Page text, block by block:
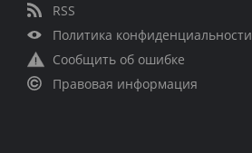
RSS
Политика конфиденциальности
Сообщить об ошибке
Правовая информация